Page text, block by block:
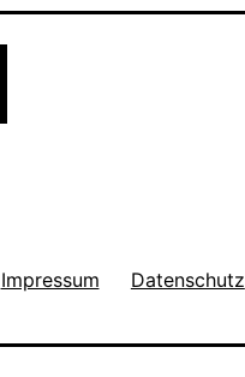
Impressum Datenschutz